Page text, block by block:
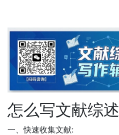
怎么写文献综述
一、快速收集文献: